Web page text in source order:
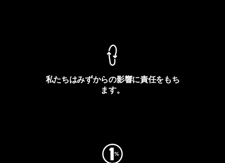
私たちはみずからの影響に責任をもち
ます。